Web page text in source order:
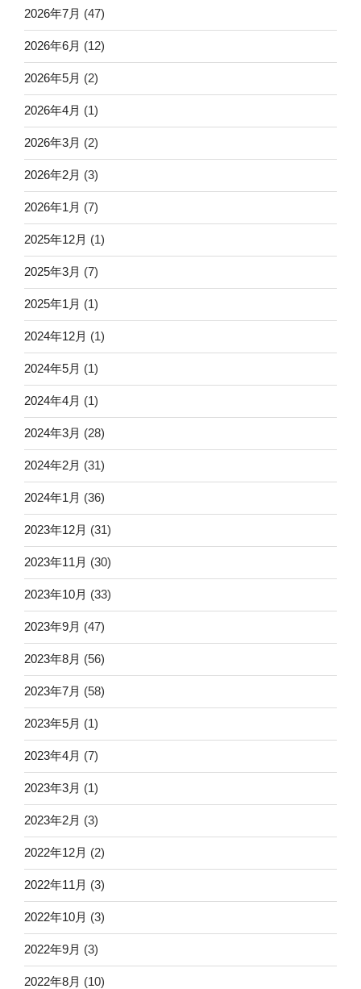
2026年7月 (47)
2026年6月 (12)
2026年5月 (2)
2026年4月 (1)
2026年3月 (2)
2026年2月 (3)
2026年1月 (7)
2025年12月 (1)
2025年3月 (7)
2025年1月 (1)
2024年12月 (1)
2024年5月 (1)
2024年4月 (1)
2024年3月 (28)
2024年2月 (31)
2024年1月 (36)
2023年12月 (31)
2023年11月 (30)
2023年10月 (33)
2023年9月 (47)
2023年8月 (56)
2023年7月 (58)
2023年5月 (1)
2023年4月 (7)
2023年3月 (1)
2023年2月 (3)
2022年12月 (2)
2022年11月 (3)
2022年10月 (3)
2022年9月 (3)
2022年8月 (10)